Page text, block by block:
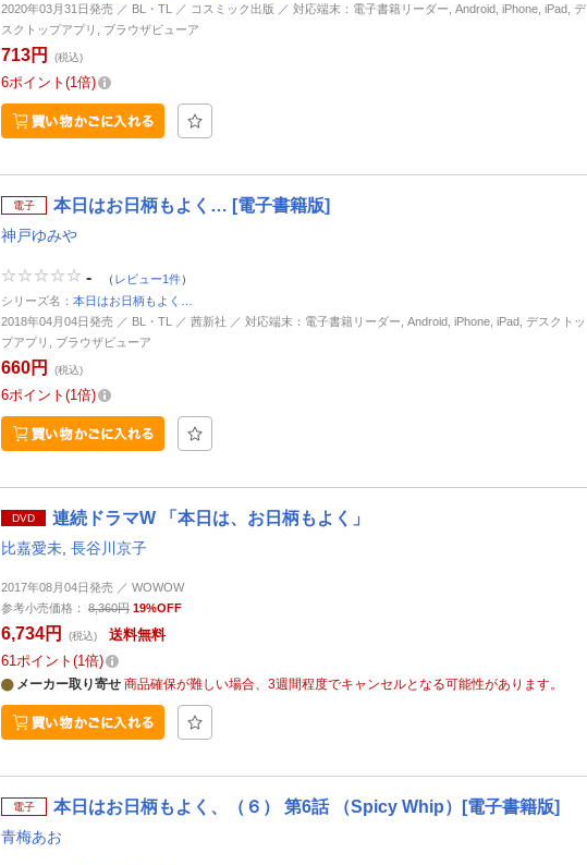
2020年03月31日発売 ／ BL・TL ／ コスミック出版 ／ 対応端末：電子書籍リーダー, Android, iPhone, iPad, デ
スクトップアプリ, ブラウザビューア
713円 (税込)
6ポイント 1倍
電子 本日はお日柄もよく… [電子書籍版]
神戸ゆみや
- （ レビュー1件）
シリーズ名： 本日はお日柄もよく…
2018年04月04日発売 ／ BL・TL ／ 茜新社 ／ 対応端末：電子書籍リーダー, Android, iPhone, iPad, デスクトッ
プアプリ, ブラウザビューア
660円 (税込)
6ポイント 1倍
DVD 連続ドラマW 「本日は、お日柄もよく」
比嘉愛未 長谷川京子
2017年08月04日発売 ／ WOWOW
参考小売価格：
8,360円 19%OFF
6,734円 (税込)
送料無料
61 ポイント 1倍
メーカー取り寄せ 商品確保が難しい場合、3週間程度でキャンセルとなる可能性があります。
電子 本日はお日柄もよく、（６） 第6話 （Spicy Whip）[電子書籍版]
青梅あお